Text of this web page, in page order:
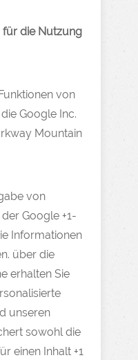
die Nutzung
von
Google Inc.
Mountain
von
Google +1-
Informationen
über die
erhalten Sie
unseren
sowohl die
einen Inhalt +1